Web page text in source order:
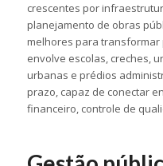
crescentes por
planejamento de obras
melhores para transformar
envolve escolas, creches,
urbanas e prédios
prazo, capaz de conectar
financeiro, controle de